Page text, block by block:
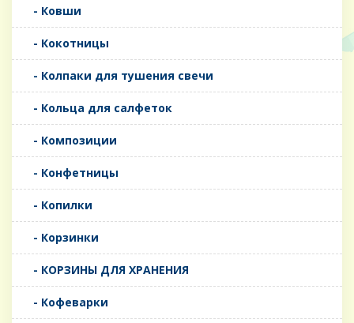
- Ковши
- Кокотницы
- Колпаки для тушения свечи
- Кольца для салфеток
- Композиции
- Конфетницы
- Копилки
- Корзинки
- КОРЗИНЫ ДЛЯ ХРАНЕНИЯ
- Кофеварки